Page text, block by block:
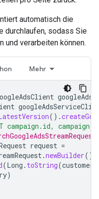
automatisch die
durchlaufen, sodass Sie
und verarbeiten können.
Mehr
().
campaign.id,
request =
.newBuilder()
(Long . toString(
)